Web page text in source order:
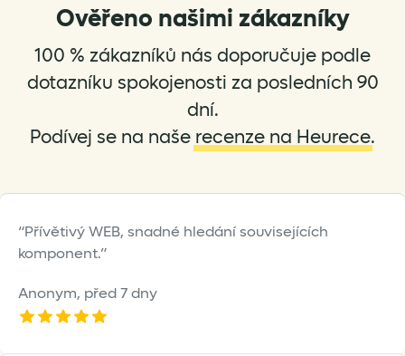
may
chosen
on
page
Ověřeno našimi zákazníky
100 % zákazníků nás doporučuje podle
dotazníku spokojenosti za posledních 90
dní.
Podívej se na naše recenze na Heurece.
Přívětivý WEB, snadné hledání souvisejících
komponent.
Anonym, před 7 dny